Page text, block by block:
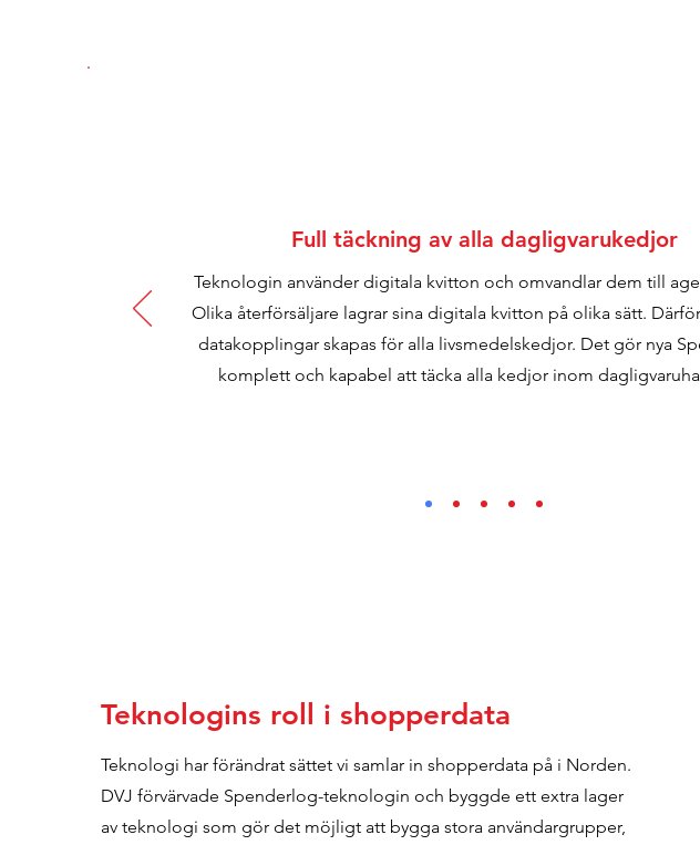
Full täckning av alla dagligvarukedjor
Teknologin använder digitala kvitton och omvandlar dem till
Olika återförsäljare lagrar sina digitala kvitton på olika sätt.
datakopplingar skapas för alla livsmedelskedjor. Det gör nya
komplett och kapabel att täcka alla kedjor inom
Teknologins roll i shopperdata
Teknologi har förändrat sättet vi samlar in shopperdata på i Norden.
DVJ förvärvade Spenderlog-teknologin och byggde ett extra lager
av teknologi som gör det möjligt att bygga stora användargrupper,